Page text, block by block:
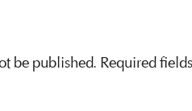
be published. Required